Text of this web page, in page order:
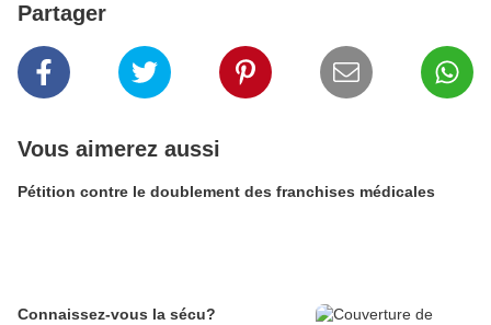
Partager
Vous aimerez aussi
Pétition contre le doublement des franchises médicales
Connaissez-vous la sécu?